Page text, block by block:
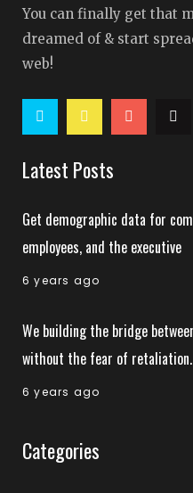
You can finally get that
dreamed of & start
web!
Latest Posts
Get demographic data for
employees, and the executive
6 years ago
We building the bridge
without the fear of retaliation.
6 years ago
Categories